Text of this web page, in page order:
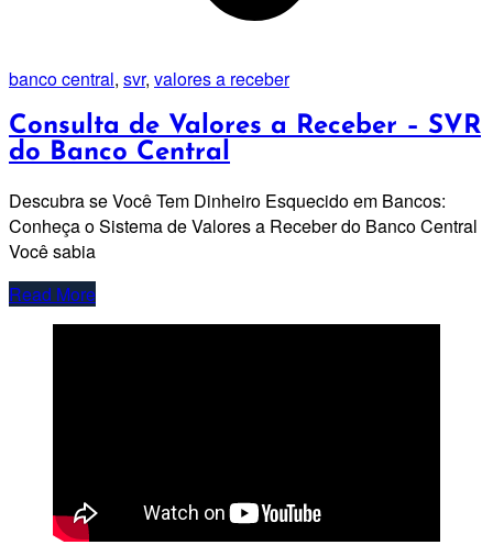
banco central, svr, valores a receber
Consulta de Valores a Receber – SVR
do Banco Central
Descubra se Você Tem Dinheiro Esquecido em Bancos:
Conheça o Sistema de Valores a Receber do Banco Central
Você sabia
Read More